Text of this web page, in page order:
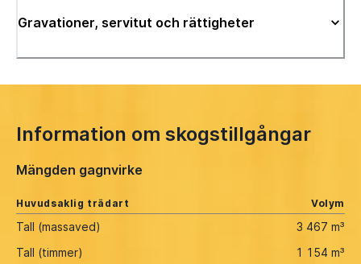
Gravationer, servitut och rättigheter
Information om skogstillgångar
Mängden gagnvirke
Huvudsaklig trädart Volym
Tall (massaved)
3 467 m³
Tall (timmer)
1 154 m³